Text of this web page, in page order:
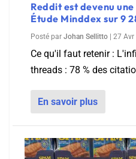
Reddit est devenu
Étude Minddex sur 9
Posté par Johan Sellitto 27 Avr
Ce qu'il faut retenir :
threads : 78 % des
En savoir plus